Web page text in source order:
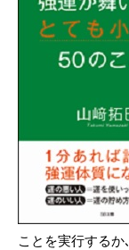
ことを実行する